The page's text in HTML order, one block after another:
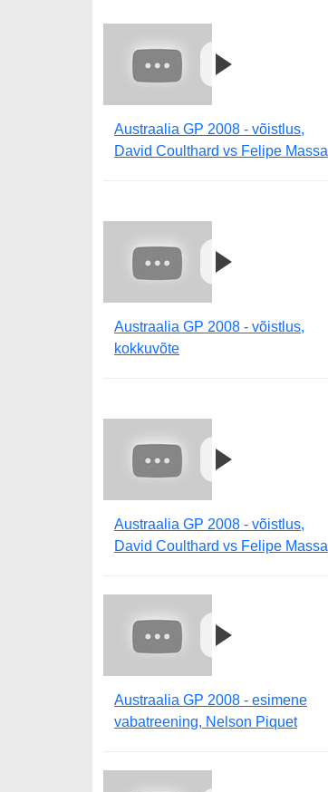
Austraalia GP 2008 - võistlus,
David Coulthard vs Felipe Massa
Austraalia GP 2008 - võistlus,
kokkuvõte
Austraalia GP 2008 - võistlus,
David Coulthard vs Felipe Massa
Austraalia GP 2008 - esimene
vabatreening, Nelson Piquet